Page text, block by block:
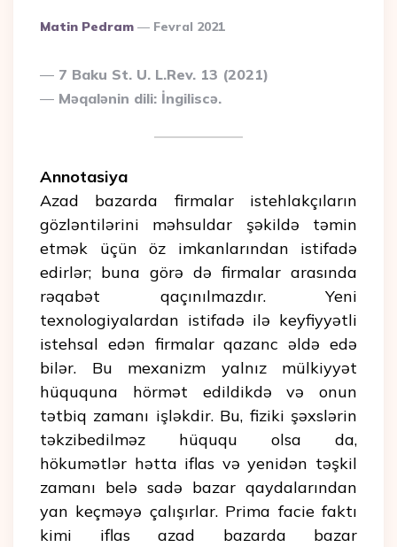
Posted
Matin Pedram Fevral 2021
7 Baku St. U. L.Rev. 13 (2021)
Məqalənin dili: İngiliscə.
Annotasiya
Azad bazarda firmalar istehlakçıların
gözləntilərini məhsuldar şəkildə təmin
etmək üçün öz imkanlarından istifadə
edirlər; buna görə də firmalar arasında
rəqabət qaçınılmazdır. Yeni
texnologiyalardan istifadə ilə keyfiyyətli
istehsal edən firmalar qazanc əldə edə
bilər. Bu mexanizm yalnız mülkiyyət
hüququna hörmət edildikdə və onun
tətbiq zamanı işləkdir. Bu, fiziki şəxslərin
təkzibedilməz hüququ olsa da,
hökumətlər hətta iflas və yenidən təşkil
zamanı belə sadə bazar qaydalarından
yan keçməyə çalışırlar. Prima facie faktı
kimi iflas azad bazarda bazar